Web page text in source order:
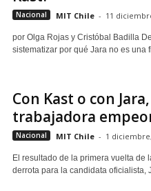
Nacional MIT Chile - 11
por Olga Rojas y Cristóbal Badilla
sistematizar por qué Jara no es una
Con Kast o con
trabajadora
Nacional MIT Chile - 1
El resultado de la primera vuelta de
derrota para la candidata oficialista,